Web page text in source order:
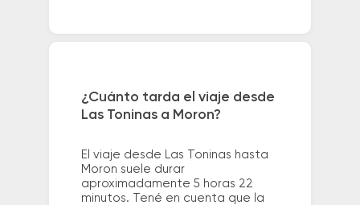
¿Cuánto tarda el viaje desde
Las Toninas a Moron?
El viaje desde Las Toninas hasta
Moron suele durar
aproximadamente 5 horas 22
minutos. Tené en cuenta que la